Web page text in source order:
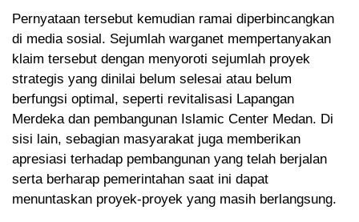
Pernyataan tersebut kemudian ramai diperbincangkan
di media sosial. Sejumlah warganet mempertanyakan
klaim tersebut dengan menyoroti sejumlah proyek
strategis yang dinilai belum selesai atau belum
berfungsi optimal, seperti revitalisasi Lapangan
Merdeka dan pembangunan Islamic Center Medan. Di
sisi lain, sebagian masyarakat juga memberikan
apresiasi terhadap pembangunan yang telah berjalan
serta berharap pemerintahan saat ini dapat
menuntaskan proyek-proyek yang masih berlangsung.